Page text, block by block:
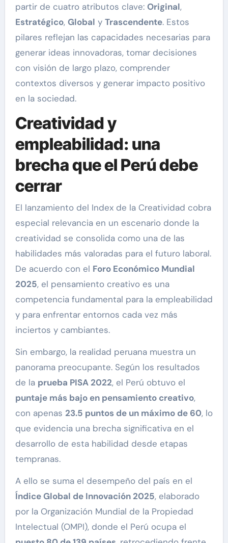
partir de cuatro atributos clave: Original,
Estratégico, Global y Trascendente. Estos
pilares reflejan las capacidades necesarias para
generar ideas innovadoras, tomar decisiones
con visión de largo plazo, comprender
contextos diversos y generar impacto positivo
en la sociedad.
Creatividad y
empleabilidad: una
brecha que el Perú debe
cerrar
El lanzamiento del Index de la Creatividad cobra
especial relevancia en un escenario donde la
creatividad se consolida como una de las
habilidades más valoradas para el futuro laboral.
De acuerdo con el Foro Económico Mundial
2025, el pensamiento creativo es una
competencia fundamental para la empleabilidad
y para enfrentar entornos cada vez más
inciertos y cambiantes.
Sin embargo, la realidad peruana muestra un
panorama preocupante. Según los resultados
de la prueba PISA 2022, el Perú obtuvo el
puntaje más bajo en pensamiento creativo,
con apenas 23.5 puntos de un máximo de 60, lo
que evidencia una brecha significativa en el
desarrollo de esta habilidad desde etapas
tempranas.
A ello se suma el desempeño del país en el
Índice Global de Innovación 2025, elaborado
por la Organización Mundial de la Propiedad
Intelectual (OMPI), donde el Perú ocupa el